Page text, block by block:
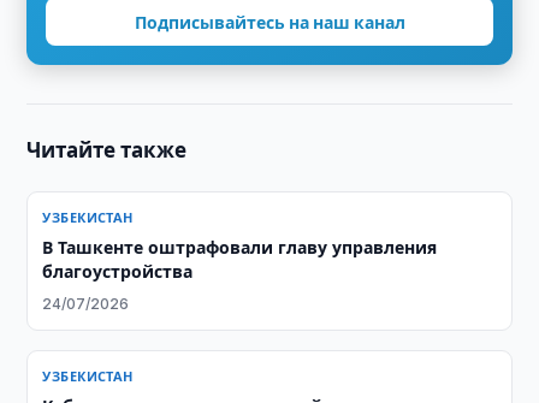
Подписывайтесь на наш канал
Читайте также
УЗБЕКИСТАН
В Ташкенте оштрафовали главу управления
благоустройства
24/07/2026
УЗБЕКИСТАН